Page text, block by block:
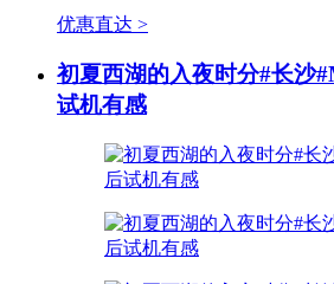
优惠直达 >
初夏西湖的入夜时分#长沙
试机有感